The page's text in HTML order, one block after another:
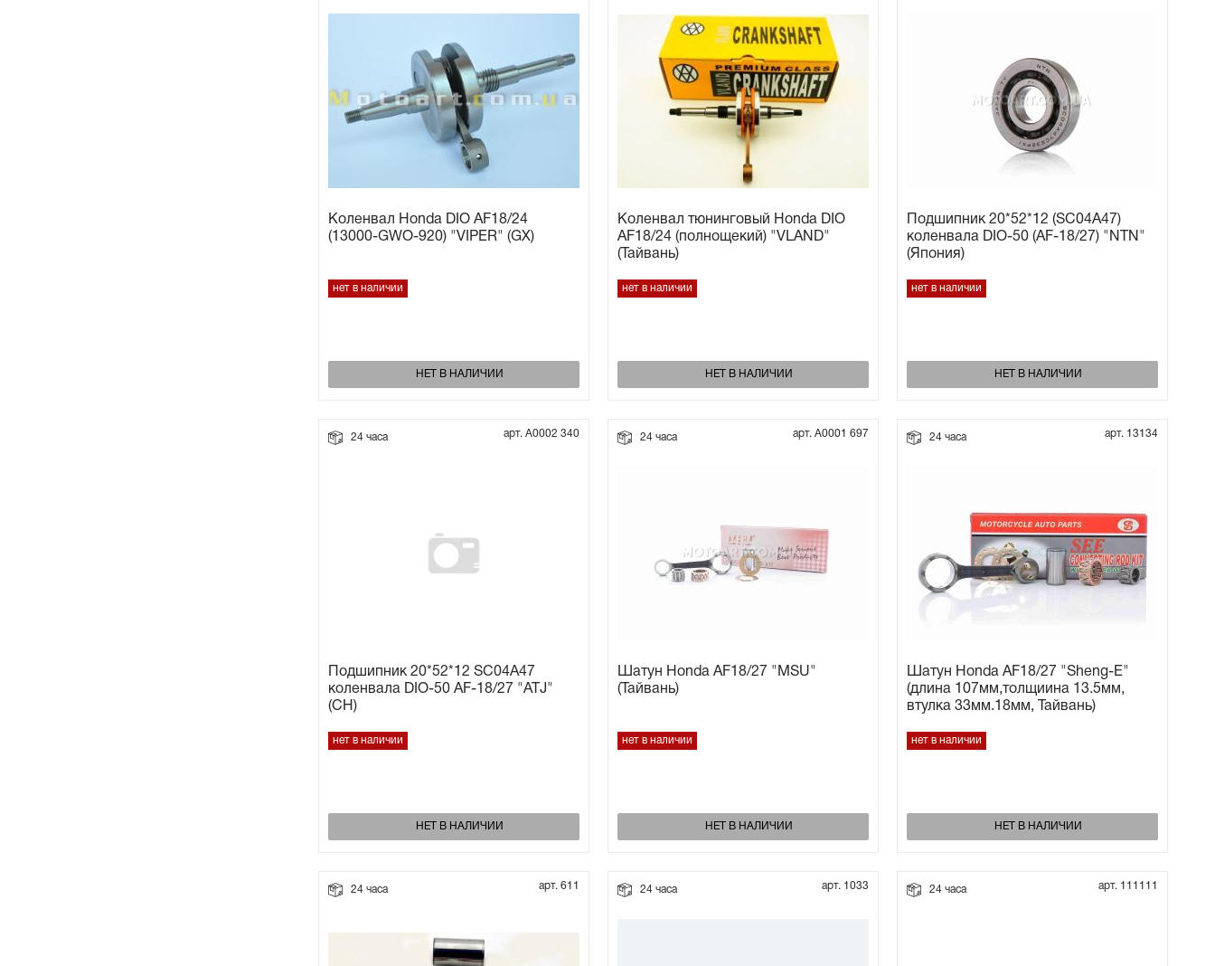
Коленвал Honda DIO AF18/24
(13000-GWO-920) "VIPER" (GX)
нет в наличии
НЕТ В НАЛИЧИИ
Коленвал тюнинговый Honda DIO
AF18/24 (полнощекий) "VLAND"
(Тайвань)
нет в наличии
НЕТ В НАЛИЧИИ
Подшипник 20*52*12 (SC04A47)
коленвала DIO-50 (AF-18/27) "NTN"
(Япония)
нет в наличии
НЕТ В НАЛИЧИИ
24 часа арт. А0002 340
Подшипник 20*52*12 SC04A47
коленвала DIO-50 AF-18/27 "ATJ"
(CH)
нет в наличии
НЕТ В НАЛИЧИИ
24 часа арт. А0001 697
Шатун Honda AF18/27 "MSU"
(Тайвань)
нет в наличии
НЕТ В НАЛИЧИИ
24 часа арт. 13134
Шатун Honda AF18/27 "Sheng-E"
(длина 107мм,толщиина 13.5мм,
втулка 33мм.18мм, Тайвань)
нет в наличии
НЕТ В НАЛИЧИИ
24 часа арт. 611 24 часа арт. 1033 24 часа арт. 111111